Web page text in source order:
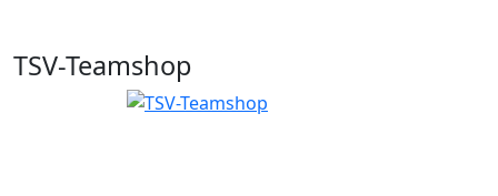
TSV-Teamshop